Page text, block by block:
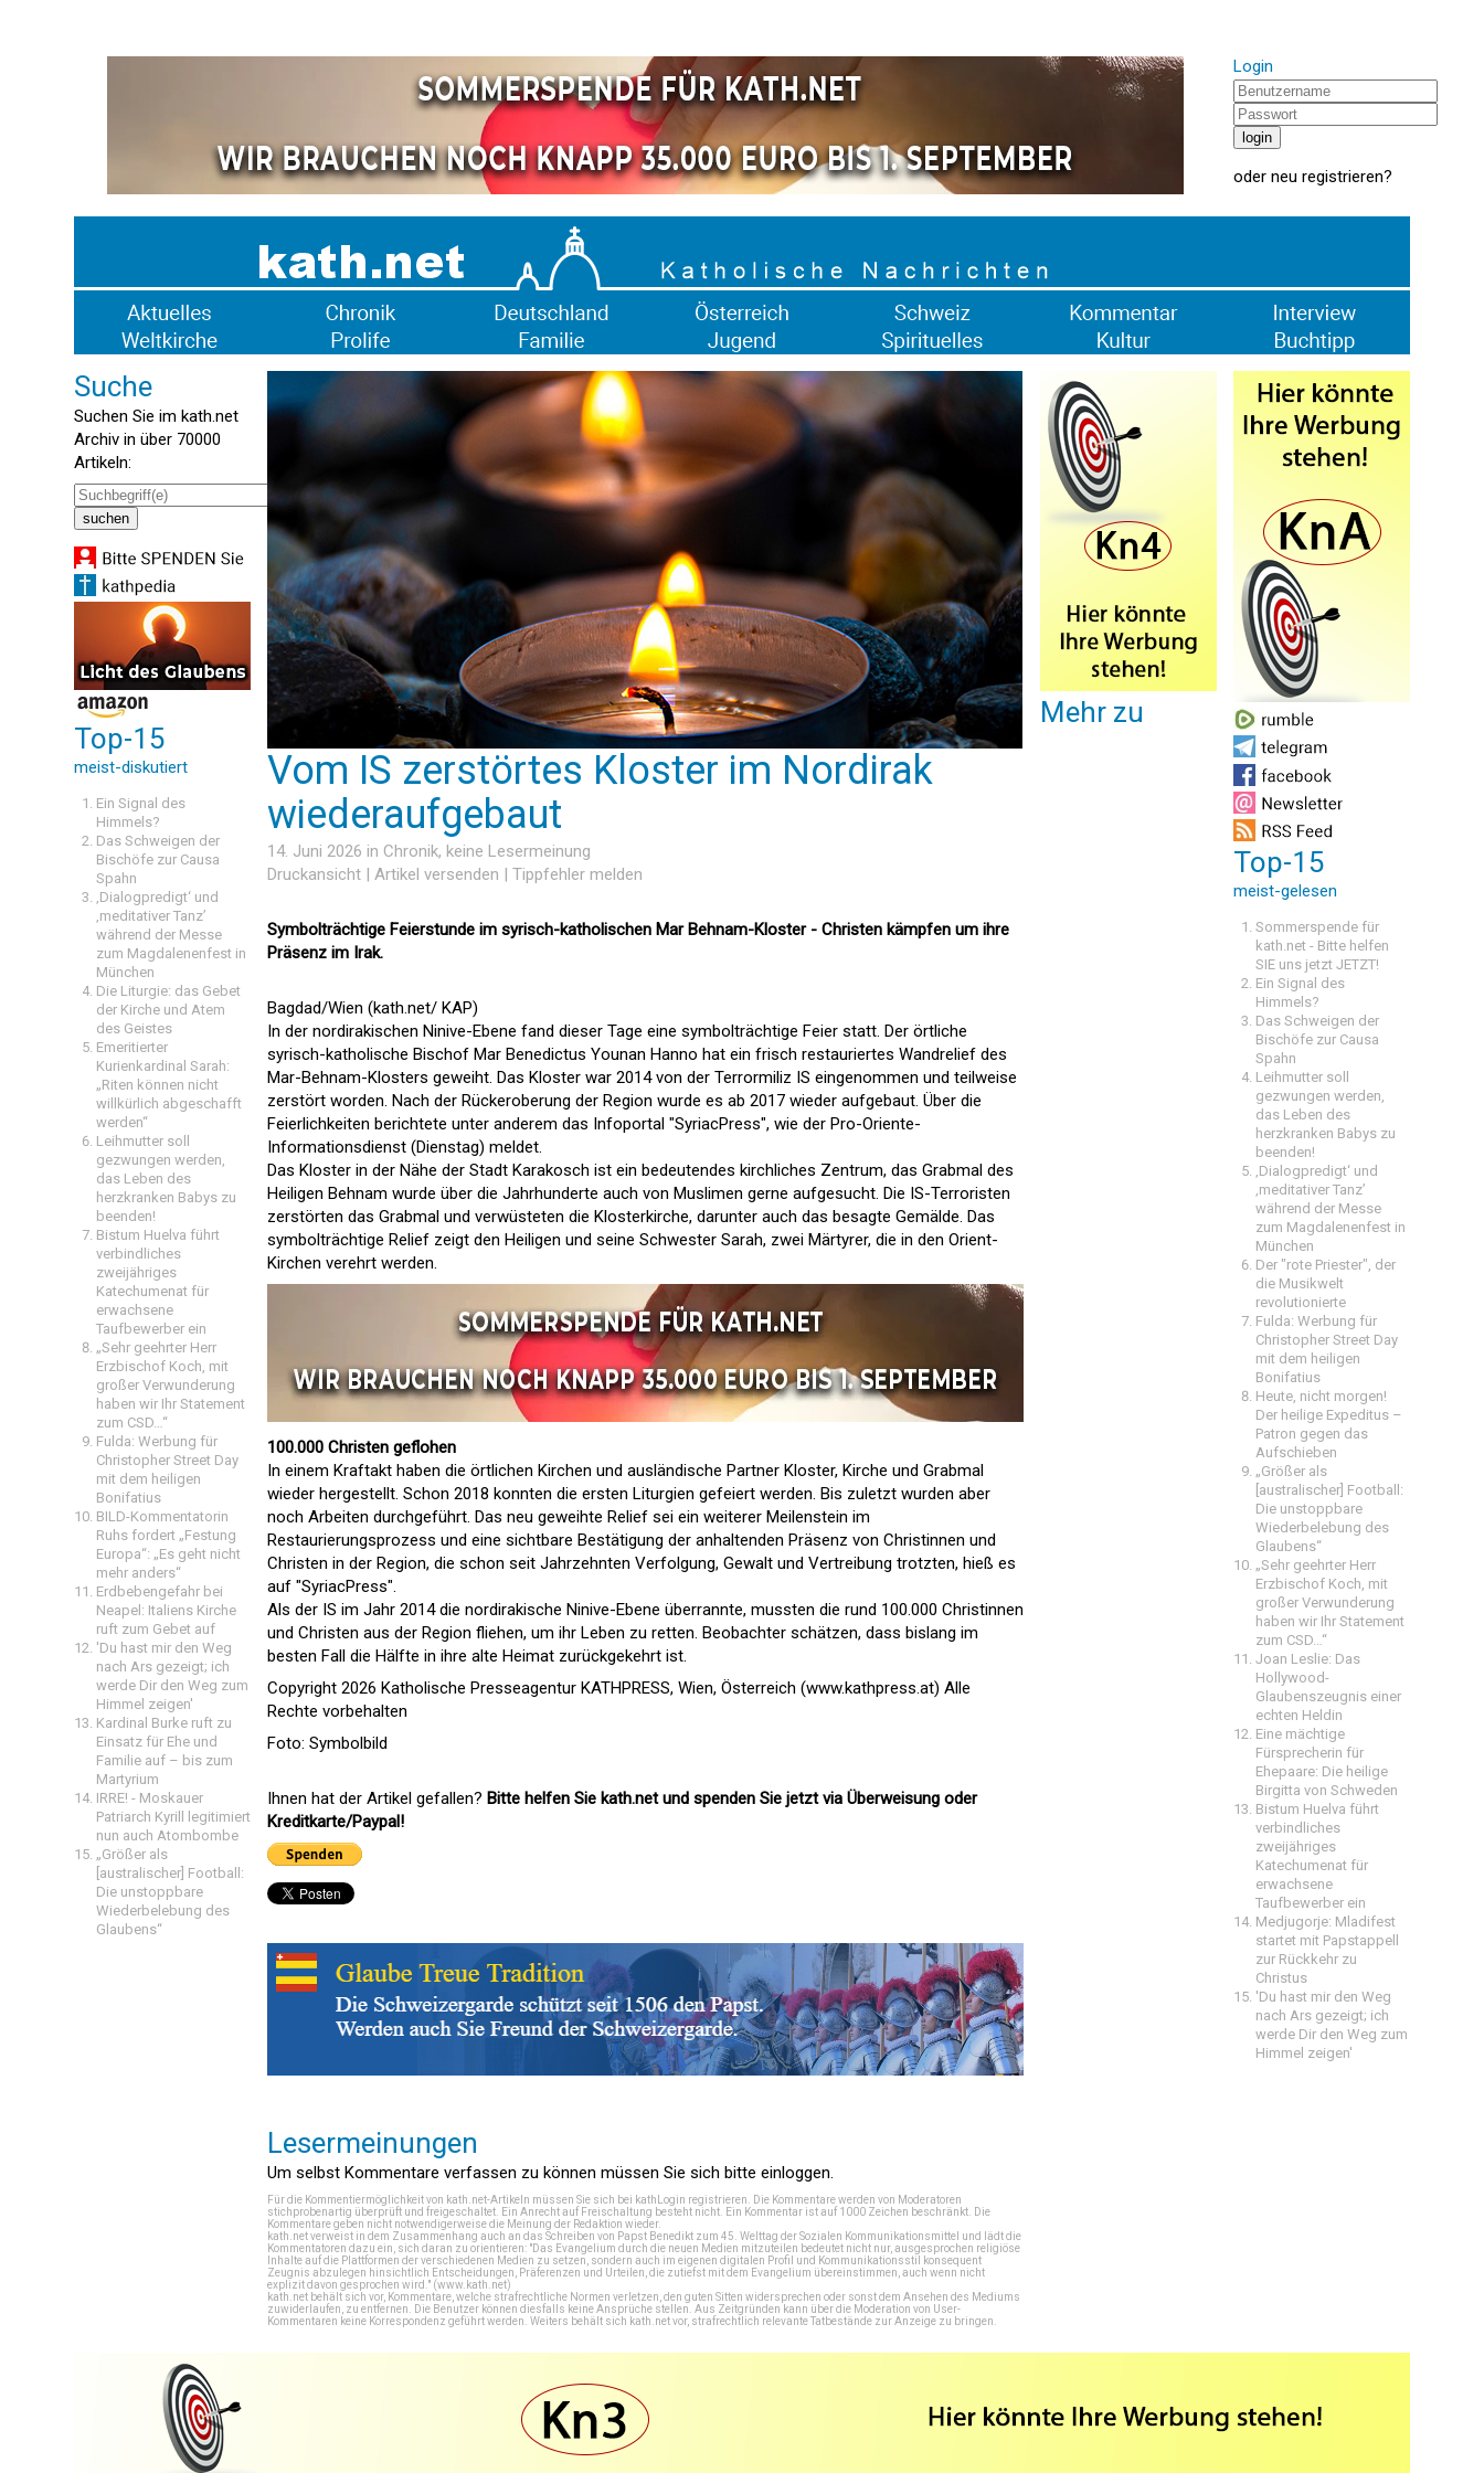
Login
oder neu registrieren?
Suche
Suchen Sie im kath.net
Archiv in über 70000
Artikeln:
Top-15
meist-diskutiert
Ein Signal des
Himmels?
Das Schweigen der
Bischöfe zur Causa
Spahn
‚Dialogpredigt‘ und
‚meditativer Tanz’
während der Messe
zum Magdalenenfest in
München
Die Liturgie: das Gebet
der Kirche und Atem
des Geistes
Emeritierter
Kurienkardinal Sarah:
„Riten können nicht
willkürlich abgeschafft
werden“
Leihmutter soll
gezwungen werden,
das Leben des
herzkranken Babys zu
beenden!
Bistum Huelva führt
verbindliches
zweijähriges
Katechumenat für
erwachsene
Taufbewerber ein
„Sehr geehrter Herr
Erzbischof Koch, mit
großer Verwunderung
haben wir Ihr Statement
zum CSD…“
Fulda: Werbung für
Christopher Street Day
mit dem heiligen
Bonifatius
BILD-Kommentatorin
Ruhs fordert „Festung
Europa“: „Es geht nicht
mehr anders“
Erdbebengefahr bei
Neapel: Italiens Kirche
ruft zum Gebet auf
'Du hast mir den Weg
nach Ars gezeigt; ich
werde Dir den Weg zum
Himmel zeigen'
Kardinal Burke ruft zu
Einsatz für Ehe und
Familie auf – bis zum
Martyrium
IRRE! - Moskauer
Patriarch Kyrill legitimiert
nun auch Atombombe
„Größer als
[australischer] Football:
Die unstoppbare
Wiederbelebung des
Glaubens“
Vom IS zerstörtes Kloster im Nordirak
wiederaufgebaut
14. Juni 2026 in Chronik, keine Lesermeinung
Druckansicht | Artikel versenden | Tippfehler melden
Symbolträchtige Feierstunde im syrisch-katholischen Mar Behnam-Kloster - Christen kämpfen um ihre
Präsenz im Irak.
Bagdad/Wien (kath.net/ KAP)
In der nordirakischen Ninive-Ebene fand dieser Tage eine symbolträchtige Feier statt. Der örtliche
syrisch-katholische Bischof Mar Benedictus Younan Hanno hat ein frisch restauriertes Wandrelief des
Mar-Behnam-Klosters geweiht. Das Kloster war 2014 von der Terrormiliz IS eingenommen und teilweise
zerstört worden. Nach der Rückeroberung der Region wurde es ab 2017 wieder aufgebaut. Über die
Feierlichkeiten berichtete unter anderem das Infoportal "SyriacPress", wie der Pro-Oriente-
Informationsdienst (Dienstag) meldet.
Das Kloster in der Nähe der Stadt Karakosch ist ein bedeutendes kirchliches Zentrum, das Grabmal des
Heiligen Behnam wurde über die Jahrhunderte auch von Muslimen gerne aufgesucht. Die IS-Terroristen
zerstörten das Grabmal und verwüsteten die Klosterkirche, darunter auch das besagte Gemälde. Das
symbolträchtige Relief zeigt den Heiligen und seine Schwester Sarah, zwei Märtyrer, die in den Orient-
Kirchen verehrt werden.
100.000 Christen geflohen
In einem Kraftakt haben die örtlichen Kirchen und ausländische Partner Kloster, Kirche und Grabmal
wieder hergestellt. Schon 2018 konnten die ersten Liturgien gefeiert werden. Bis zuletzt wurden aber
noch Arbeiten durchgeführt. Das neu geweihte Relief sei ein weiterer Meilenstein im
Restaurierungsprozess und eine sichtbare Bestätigung der anhaltenden Präsenz von Christinnen und
Christen in der Region, die schon seit Jahrzehnten Verfolgung, Gewalt und Vertreibung trotzten, hieß es
auf "SyriacPress".
Als der IS im Jahr 2014 die nordirakische Ninive-Ebene überrannte, mussten die rund 100.000 Christinnen
und Christen aus der Region fliehen, um ihr Leben zu retten. Beobachter schätzen, dass bislang im
besten Fall die Hälfte in ihre alte Heimat zurückgekehrt ist.
Copyright 2026 Katholische Presseagentur KATHPRESS, Wien, Österreich (www.kathpress.at) Alle
Rechte vorbehalten
Foto: Symbolbild
Ihnen hat der Artikel gefallen? Bitte helfen Sie kath.net und spenden Sie jetzt via Überweisung oder
Kreditkarte/Paypal!
Lesermeinungen
Um selbst Kommentare verfassen zu können müssen Sie sich bitte einloggen.
Für die Kommentiermöglichkeit von kath.net-Artikeln müssen Sie sich bei kathLogin registrieren . Die Kommentare werden von Moderatoren
stichprobenartig überprüft und freigeschaltet. Ein Anrecht auf Freischaltung besteht nicht. Ein Kommentar ist auf 1000 Zeichen beschränkt. Die
Kommentare geben nicht notwendigerweise die Meinung der Redaktion wieder.
kath.net verweist in dem Zusammenhang auch an das Schreiben von Papst Benedikt zum 45. Welttag der Sozialen Kommunikationsmittel und lädt die
Kommentatoren dazu ein, sich daran zu orientieren: "Das Evangelium durch die neuen Medien mitzuteilen bedeutet nicht nur, ausgesprochen religiöse
Inhalte auf die Plattformen der verschiedenen Medien zu setzen, sondern auch im eigenen digitalen Profil und Kommunikationsstil konsequent
Zeugnis abzulegen hinsichtlich Entscheidungen, Präferenzen und Urteilen, die zutiefst mit dem Evangelium übereinstimmen, auch wenn nicht
explizit davon gesprochen wird." (www.kath.net)
kath.net behält sich vor, Kommentare, welche strafrechtliche Normen verletzen, den guten Sitten widersprechen oder sonst dem Ansehen des Mediums
zuwiderlaufen, zu entfernen. Die Benutzer können diesfalls keine Ansprüche stellen. Aus Zeitgründen kann über die Moderation von User-
Kommentaren keine Korrespondenz geführt werden. Weiters behält sich kath.net vor, strafrechtlich relevante Tatbestände zur Anzeige zu bringen.
Mehr zu
Top-15
meist-gelesen
Sommerspende für
kath.net - Bitte helfen
SIE uns jetzt JETZT!
Ein Signal des
Himmels?
Das Schweigen der
Bischöfe zur Causa
Spahn
Leihmutter soll
gezwungen werden,
das Leben des
herzkranken Babys zu
beenden!
‚Dialogpredigt‘ und
‚meditativer Tanz’
während der Messe
zum Magdalenenfest in
München
Der "rote Priester", der
die Musikwelt
revolutionierte
Fulda: Werbung für
Christopher Street Day
mit dem heiligen
Bonifatius
Heute, nicht morgen!
Der heilige Expeditus –
Patron gegen das
Aufschieben
„Größer als
[australischer] Football:
Die unstoppbare
Wiederbelebung des
Glaubens“
„Sehr geehrter Herr
Erzbischof Koch, mit
großer Verwunderung
haben wir Ihr Statement
zum CSD…“
Joan Leslie: Das
Hollywood-
Glaubenszeugnis einer
echten Heldin
Eine mächtige
Fürsprecherin für
Ehepaare: Die heilige
Birgitta von Schweden
Bistum Huelva führt
verbindliches
zweijähriges
Katechumenat für
erwachsene
Taufbewerber ein
Medjugorje: Mladifest
startet mit Papstappell
zur Rückkehr zu
Christus
'Du hast mir den Weg
nach Ars gezeigt; ich
werde Dir den Weg zum
Himmel zeigen'